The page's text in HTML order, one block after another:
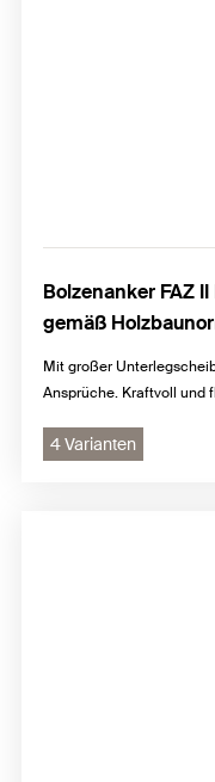
Bolzenanker FAZ
gemäß
Mit großer
Ansprüche. Kraftvoll und
4 Varianten